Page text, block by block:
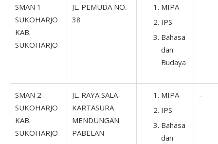
SMAN 1
SUKOHARJO
KAB.
SUKOHARJO
JL. PEMUDA NO.
38
MIPA
IPS
Bahasa
dan
Budaya
–
SMAN 2
SUKOHARJO
KAB.
SUKOHARJO
JL. RAYA SALA-
KARTASURA
MENDUNGAN
PABELAN
MIPA
IPS
Bahasa
dan
–